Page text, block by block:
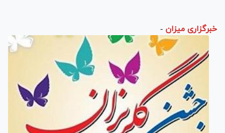
خبرگزاری میزان -